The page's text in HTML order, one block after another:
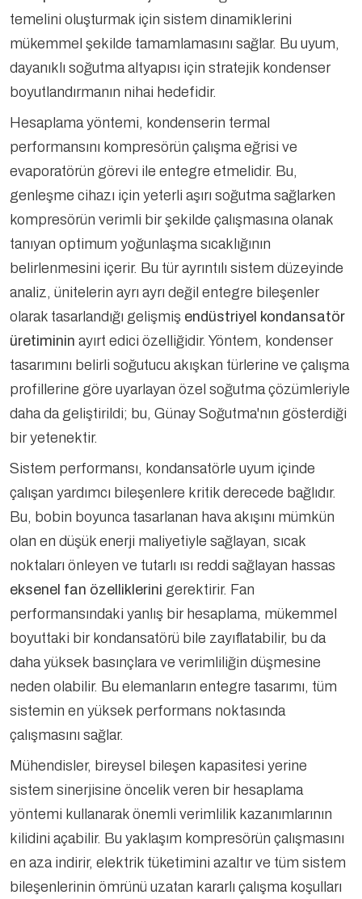
temelini oluşturmak için sistem dinamiklerini
mükemmel şekilde tamamlamasını sağlar. Bu uyum,
dayanıklı soğutma altyapısı için stratejik kondenser
boyutlandırmanın nihai hedefidir.
Hesaplama yöntemi, kondenserin termal
performansını kompresörün çalışma eğrisi ve
evaporatörün görevi ile entegre etmelidir. Bu,
genleşme cihazı için yeterli aşırı soğutma sağlarken
kompresörün verimli bir şekilde çalışmasına olanak
tanıyan optimum yoğunlaşma sıcaklığının
belirlenmesini içerir. Bu tür ayrıntılı sistem düzeyinde
analiz, ünitelerin ayrı ayrı değil entegre bileşenler
olarak tasarlandığı gelişmiş endüstriyel kondansatör
üretiminin ayırt edici özelliğidir. Yöntem, kondenser
tasarımını belirli soğutucu akışkan türlerine ve çalışma
profillerine göre uyarlayan özel soğutma çözümleriyle
daha da geliştirildi; bu, Günay Soğutma'nın gösterdiği
bir yetenektir.
Sistem performansı, kondansatörle uyum içinde
çalışan yardımcı bileşenlere kritik derecede bağlıdır.
Bu, bobin boyunca tasarlanan hava akışını mümkün
olan en düşük enerji maliyetiyle sağlayan, sıcak
noktaları önleyen ve tutarlı ısı reddi sağlayan hassas
eksenel fan özelliklerini gerektirir. Fan
performansındaki yanlış bir hesaplama, mükemmel
boyuttaki bir kondansatörü bile zayıflatabilir, bu da
daha yüksek basınçlara ve verimliliğin düşmesine
neden olabilir. Bu elemanların entegre tasarımı, tüm
sistemin en yüksek performans noktasında
çalışmasını sağlar.
Mühendisler, bireysel bileşen kapasitesi yerine
sistem sinerjisine öncelik veren bir hesaplama
yöntemi kullanarak önemli verimlilik kazanımlarının
kilidini açabilir. Bu yaklaşım kompresörün çalışmasını
en aza indirir, elektrik tüketimini azaltır ve tüm sistem
bileşenlerinin ömrünü uzatan kararlı çalışma koşulları